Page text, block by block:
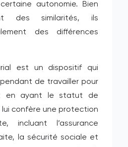
autonomie. Bien
des similarités, ils
des différences
est un dispositif qui
de travailler pour
en ayant le statut de
confère une protection
incluant l’assurance
la sécurité sociale et